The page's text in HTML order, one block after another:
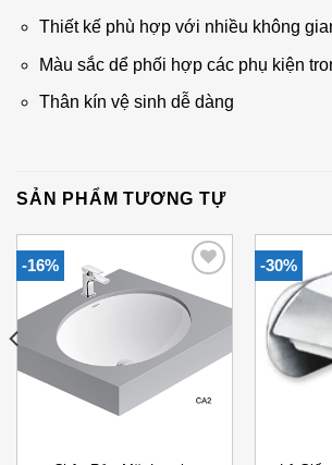
Thiết kế phù hợp với nhiều không
Màu sắc dể phối hợp các phụ kiện
Thân kín vệ sinh dễ dàng
SẢN PHẨM TƯƠNG TỰ
-16%
Add to
Wishlist
-30%